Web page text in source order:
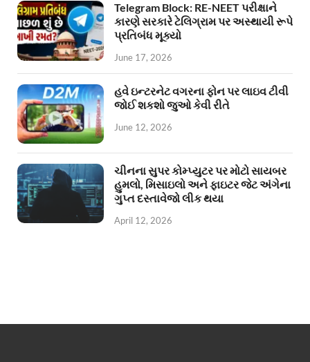
Telegram Block: RE-NEET પરીક્ષાને
કારણે સરકારે ટેલિગ્રામ પર અસ્થાયી રૂપે
પ્રતિબંધ મૂક્યો
June 17, 2026
હવે ઇન્ટરનેટ વગરના ફોન પર લાઇવ ટીવી
જોઈ શકશો જુઓ કેવી રીતે
June 12, 2026
ચીનના સુપર કોમ્પ્યુટર પર મોટો સાયબર
હુમલો, મિસાઇલો અને ફાઇટર જેટ અંગેના
ગુપ્ત દસ્તાવેજો લીક થયા
April 12, 2026